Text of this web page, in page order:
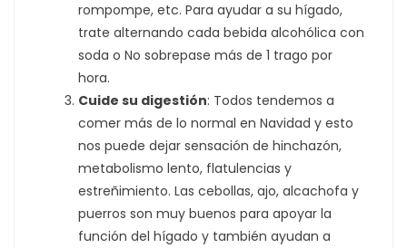
rompompe, etc. Para ayudar a su hígado,
trate alternando cada bebida alcohólica con
soda o No sobrepase más de 1 trago por
hora.
Cuide su digestión: Todos tendemos a
comer más de lo normal en Navidad y esto
nos puede dejar sensación de hinchazón,
metabolismo lento, flatulencias y
estreñimiento. Las cebollas, ajo, alcachofa y
puerros son muy buenos para apoyar la
función del hígado y también ayudan a